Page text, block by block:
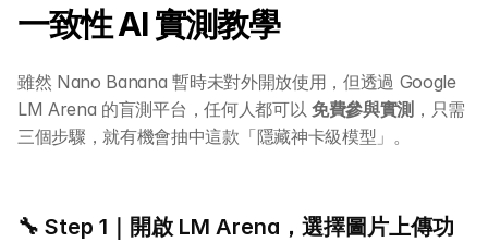
一致性 AI 實測教學
雖然 Nano Banana 暫時未對外開放使用，但透過 Google
LM Arena 的盲測平台，任何人都可以 免費參與實測 ，只需
三個步驟，就有機會抽中這款「隱藏神卡級模型」。
🔧 Step 1｜開啟 LM Arena，選擇圖片上傳功